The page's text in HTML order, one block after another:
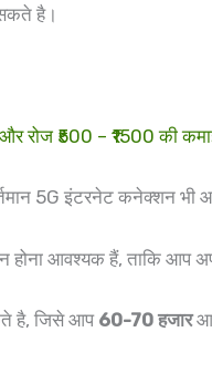
है।
रोज ₹500 – ₹1500 की
5G इंटरनेट कनेक्शन
होना आवश्यक हैं, ताकि
है, जिसे आप60-70 हजार